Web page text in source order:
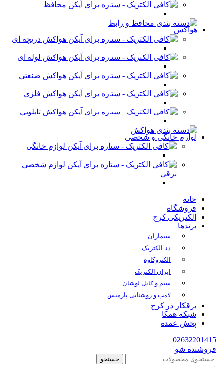
محافظ
هواکش
هواکش دریچه ای
هواکش لوله ای
هواکش صنعتی
هواکش فلزی
هواکش تابلویی
لوازم خانگی و شخصی
لوازم خانگی
لوازم شخصی
برقی
خانه
فروشگاه
الکتریکی کرج
برندها
سیماران
دنا الکتریک
الکتروکاوه
ایران الکتریک
سیم و کابل لوشان
لامپ و روشنایی پارمیس
برقکار در کرج
شبکه همکا
پخش عمده
02632201415
فروشنده شو
جستجو